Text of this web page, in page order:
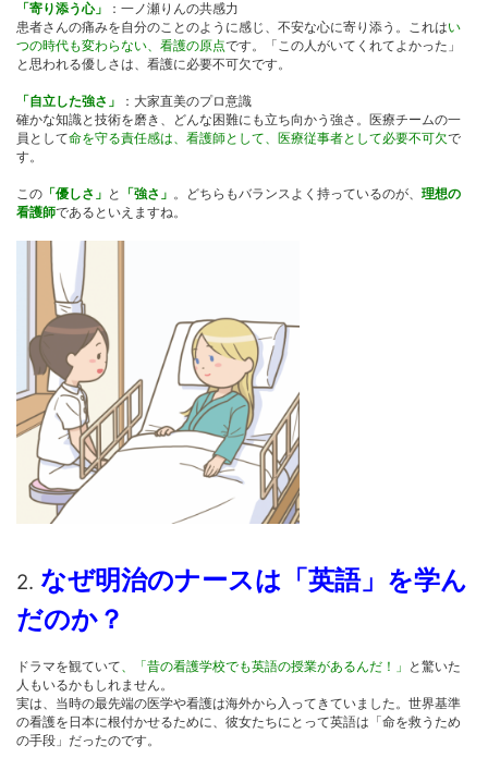
「寄り添う心」
：一ノ瀬りんの共感力
患者さんの痛みを自分のことのように感じ、不安な心に寄り添う。これはい
つの時代も変わらない、看護の原点です。「この人がいてくれてよかった」
と思われる優しさは、看護に必要不可欠です。
「自立した強さ」
：大家直美のプロ意識
確かな知識と技術を磨き、どんな困難にも立ち向かう強さ。医療チームの一
員として命を守る責任感は、看護師として、医療従事者として必要不可欠で
す。
この 「優しさ」 と 「強さ」 。どちらもバランスよく持っているのが、理想の
看護師であるといえますね。
2. なぜ明治のナースは「英語」を学ん
だのか？
ドラマを観ていて、「昔の看護学校でも英語の授業があるんだ！」
と驚いた
人もいるかもしれません。
実は、当時の最先端の医学や看護は海外から入ってきていました。世界基準
の看護を日本に根付かせるために、彼女たちにとって英語は「命を救うため
の手段」だったのです。